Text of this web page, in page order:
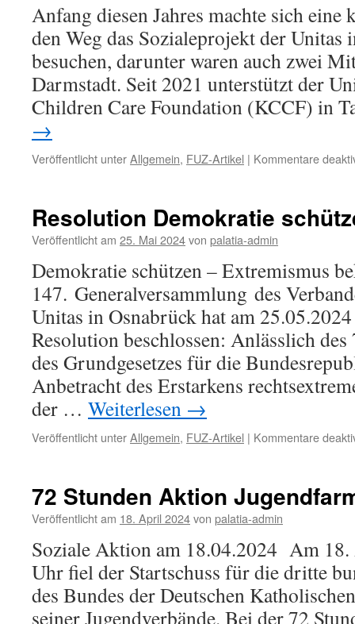
Anfang diesen Jahres machte sich eine
den Weg das Sozialeprojekt der Unitas
besuchen, darunter waren auch zwei
Darmstadt. Seit 2021 unterstützt der
Children Care Foundation (KCCF) in
→
Veröffentlicht unterAllgemein, FUZ-Artikel | Kommentare
Resolution Demokratie
Veröffentlicht am 25. Mai 2024von palatia-admin
Demokratie schützen – Extremismus
147. Generalversammlung des
Unitas in Osnabrück hat am
Resolution beschlossen: Anlässlich
des Grundgesetzes für die
Anbetracht des Erstarkens
der … Weiterlesen →
Veröffentlicht unterAllgemein, FUZ-Artikel | Kommentare
72 Stunden Aktion
Veröffentlicht am 18. April 2024von palatia-admin
Soziale Aktion am 18.04.2024 Am
Uhr fiel der Startschuss für die dritte
des Bundes der Deutschen
seiner Jugendverbände. Bei der 72